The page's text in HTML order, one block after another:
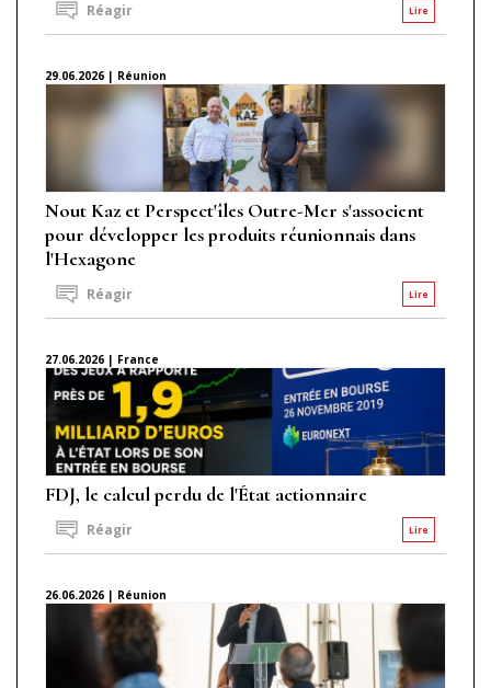
Lire
Réagir
29.06.2026 | Réunion
Nout Kaz et Perspect'îles Outre-Mer s'associent
pour développer les produits réunionnais dans
l'Hexagone
Lire
Réagir
27.06.2026 | France
FDJ, le calcul perdu de l'État actionnaire
Lire
Réagir
26.06.2026 | Réunion